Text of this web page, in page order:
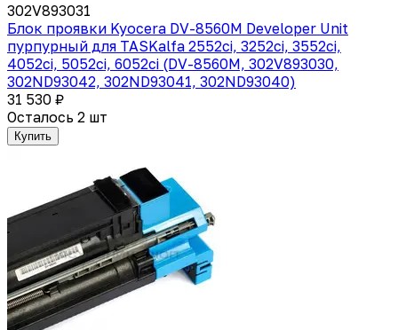
302V893031
Блок проявки Kyocera DV-8560M Developer Unit
пурпурный для TASKalfa 2552ci, 3252ci, 3552ci,
4052ci, 5052ci, 6052ci (DV-8560M, 302V893030,
302ND93042, 302ND93041, 302ND93040)
31 530 ₽
Осталось 2 шт
Купить